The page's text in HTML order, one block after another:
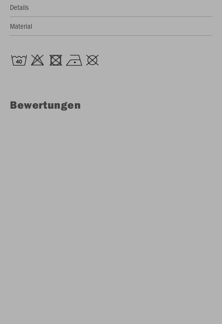
Details
Material
Bewertungen